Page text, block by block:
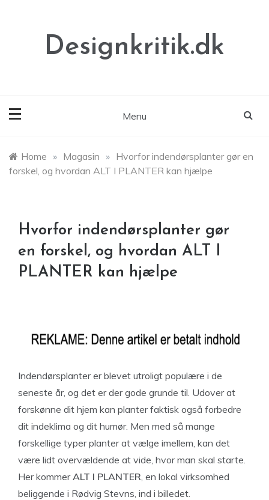
Designkritik.dk
Menu
Home » Magasin » Hvorfor indendørsplanter gør en
forskel, og hvordan ALT I PLANTER kan hjælpe
Hvorfor indendørsplanter gør
en forskel, og hvordan ALT I
PLANTER kan hjælpe
Indendørsplanter er blevet utroligt populære i de
seneste år, og det er der gode grunde til. Udover at
forskønne dit hjem kan planter faktisk også forbedre
dit indeklima og dit humør. Men med så mange
forskellige typer planter at vælge imellem, kan det
være lidt overvældende at vide, hvor man skal starte.
Her kommerALT I PLANTER, en lokal virksomhed
beliggende i Rødvig Stevns, ind i billedet.